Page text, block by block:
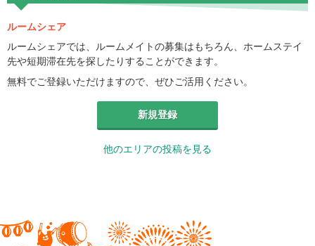
ルームシェア
ルームシェアでは、ルームメイトの募集はもちろん、ホームステイ
先や短期滞在先を探したりすることができます。
無料でご登録いただけますので、ぜひご活用ください。
新規登録
他のエリアの投稿を見る